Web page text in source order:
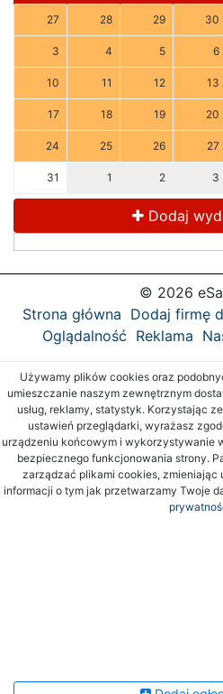
27 28 29 30
3 4 5 6
10 11 12 13
17 18 19 20
24 25 26 27
31 1 2 3
Dodaj
© 2026
Strona główna Dodaj firmę
Oglądalność Reklama
Używamy plików cookies oraz
umieszczanie naszym zewnętrznym
usług, reklamy, statystyk. Korzystając
ustawień przeglądarki, wyrażasz
urządzeniu końcowym i wykorzystywanie
bezpiecznego funkcjonowania strony.
zarządzać plikami cookies, zmieniając
informacji o tym jak przetwarzamy Twoje